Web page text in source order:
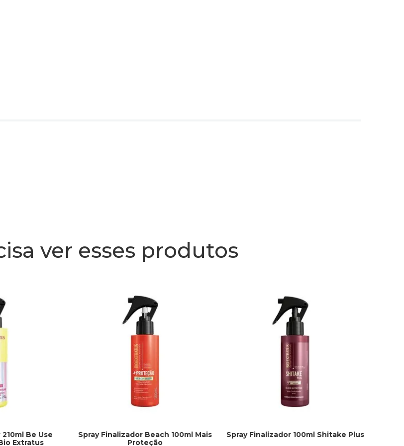
ver esses produtos
Be Use
Extratus
Spray Finalizador Beach 100ml Mais
Proteção
Spray Finalizador 100ml Shitake Plus